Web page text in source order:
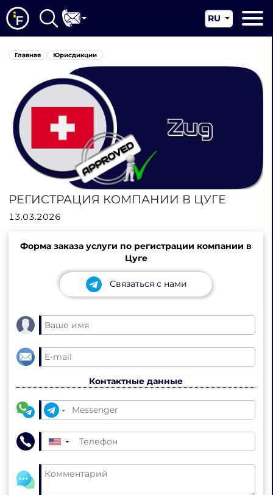
О нас
Новости
Юрисдикции
RU
EN
Главная Юрисдикции
РЕГИСТРАЦИЯ КОМПАНИИ В ЦУГЕ
13.03.2026
Форма заказа услуги по регистрации компании в
Цуге
Связаться с нами
Контактные данные
▼